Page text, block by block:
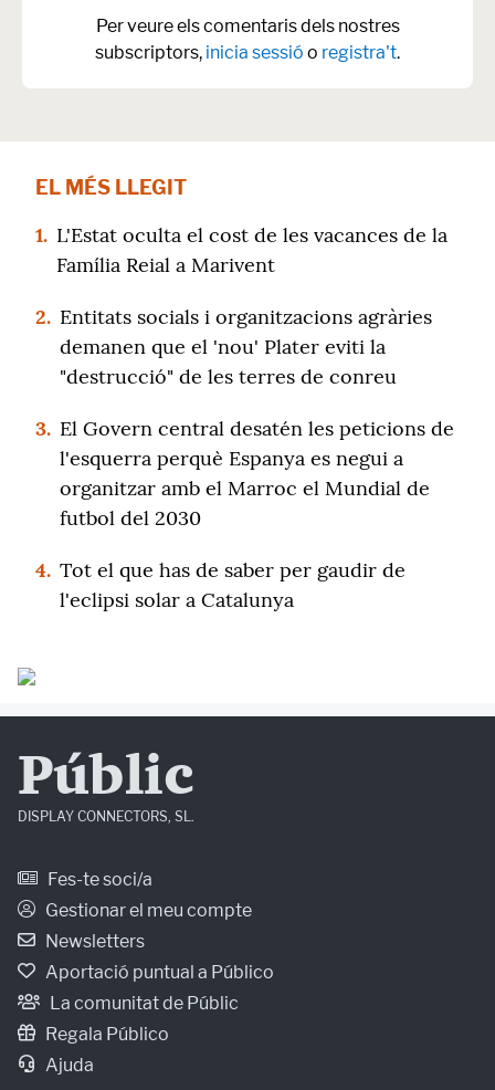
Per veure els comentaris dels nostres
subscriptors, inicia sessió o registra't.
EL MÉS LLEGIT
1. L'Estat oculta el cost de les vacances de la
Família Reial a Marivent
2. Entitats socials i organitzacions agràries
demanen que el 'nou' Plater eviti la
"destrucció" de les terres de conreu
3. El Govern central desatén les peticions de
l'esquerra perquè Espanya es negui a
organitzar amb el Marroc el Mundial de
futbol del 2030
4. Tot el que has de saber per gaudir de
l'eclipsi solar a Catalunya
Públic
DISPLAY CONNECTORS, SL.
Fes-te soci/a
Gestionar el meu compte
Newsletters
Aportació puntual a Público
La comunitat de Públic
Regala Público
Ajuda